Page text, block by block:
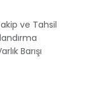
ve Tahsil
Barışı